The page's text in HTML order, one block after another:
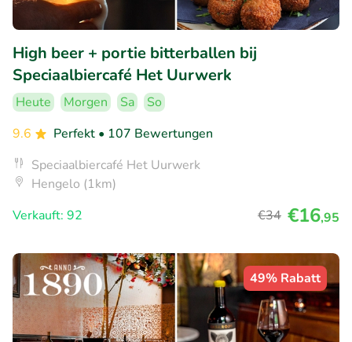
High beer + portie bitterballen bij
Speciaalbiercafé Het Uurwerk
Heute Morgen Sa
So
9.6
Perfekt • 107 Bewertungen
Speciaalbiercafé Het Uurwerk
Hengelo (1km)
Verkauft: 92
€34 €16,95
49% Rabatt